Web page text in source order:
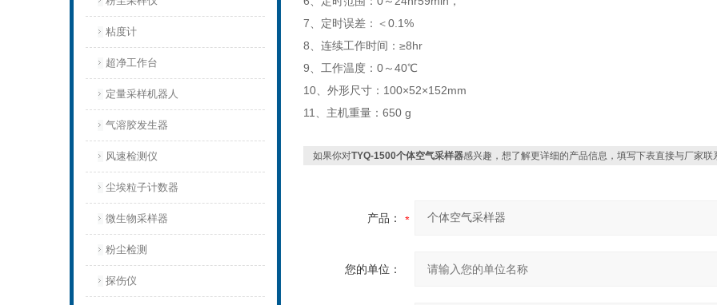
粘度计
超净工作台
定量采样机器人
气溶胶发生器
风速检测仪
尘埃粒子计数器
微生物采样器
粉尘检测
探伤仪
7、定时误差：＜0.1%
8、连续工作时间：≥8hr
9、工作温度：0～40℃
10、外形尺寸：100×52×152mm
11、主机重量：650 g
如果你对TYQ-1500个体空气采样器感兴趣，想了解更详细的产品信息，填写下表直接与厂家联
产品：
您的单位：